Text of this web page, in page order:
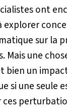
ont
explorer
sur la
Mais une
bien un
si une seule
ces